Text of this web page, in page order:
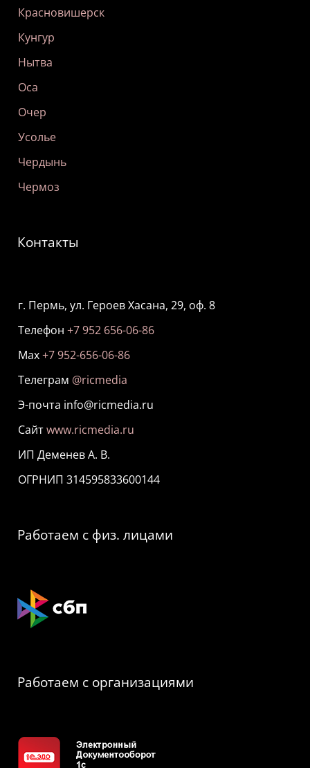
Красновишерск
Кунгур
Нытва
Оса
Очер
Усолье
Чердынь
Чермоз
Контакты
г. Пермь, ул. Героев Хасана, 29, оф. 8
Телефон +7 952 656-06-86
Мах+7 952-656-06-86
Телеграм @ricmedia
Э-почта info@ricmedia.ru
Сайтwww.ricmedia.ru
ИП Деменев А. В.
ОГРНИП 314595833600144
Работаем с физ. лицами
Работаем с организациями